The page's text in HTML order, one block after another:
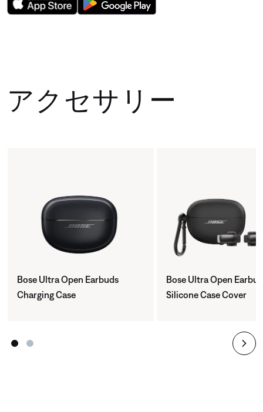
アクセサリー
Bose Ultra Open Earbuds
Charging Case
Bose Ultra Open
Silicone Case Cover